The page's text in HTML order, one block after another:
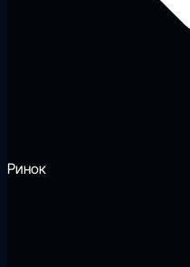
Ринок